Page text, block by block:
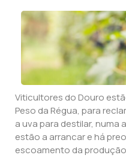
Viticultores do Douro
Peso da Régua, para
a uva para destilar, numa
estão a arrancar e há
escoamento da